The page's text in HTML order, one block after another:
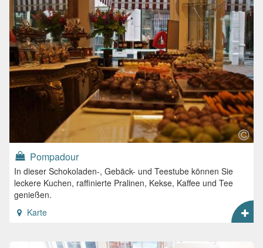
Pompadour
In dieser Schokoladen-, Gebäck- und Teestube können Sie
leckere Kuchen, raffinierte Pralinen, Kekse, Kaffee und Tee
genießen.
Karte